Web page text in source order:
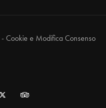
- Cookie e Modifica Consenso